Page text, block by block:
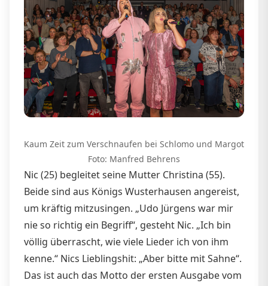
Kaum Zeit zum Verschnaufen bei Schlomo und Margot
Foto: Manfred Behrens
Nic (25) begleitet seine Mutter Christina (55).
Beide sind aus Königs Wusterhausen angereist,
um kräftig mitzusingen. „Udo Jürgens war mir
nie so richtig ein Begriff“, gesteht Nic. „Ich bin
völlig überrascht, wie viele Lieder ich von ihm
kenne.“ Nics Lieblingshit: „Aber bitte mit Sahne“.
Das ist auch das Motto der ersten Ausgabe vom